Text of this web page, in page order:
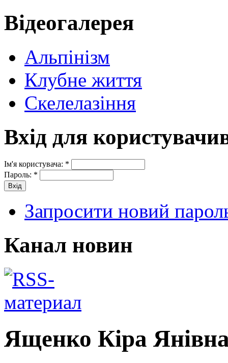
Відеогалерея
Альпінізм
Клубне життя
Скелелазіння
Вхід для
Ім'я користувача: *
Пароль: *
Запросити новий
Канал новин
Ященко Кіра